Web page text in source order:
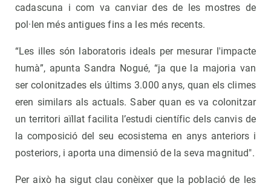
cadascuna i com va canviar des de les mostres de
pol·len més antigues fins a les més recents.
“Les illes són laboratoris ideals per mesurar l'impacte
humà”, apunta Sandra Nogué, “ja que la majoria van
ser colonitzades els últims 3.000 anys, quan els climes
eren similars als actuals. Saber quan es va colonitzar
un territori aïllat facilita l’estudi científic dels canvis de
la composició del seu ecosistema en anys anteriors i
posteriors, i aporta una dimensió de la seva magnitud".
Per això ha sigut clau conèixer que la població de les